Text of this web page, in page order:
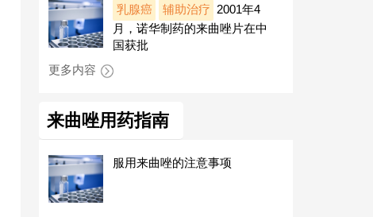
乳腺癌 辅助治疗 2001年4
月，诺华制药的来曲唑片在中
国获批
更多内容
来曲唑用药指南
服用来曲唑的注意事项